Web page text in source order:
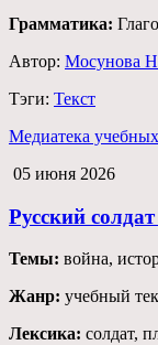
Грамматика:
Автор: Мосунова
Тэги: Текст
Медиатека
05 июня 2026
Русский
Темы: война,
Жанр: учебный
Лексика: солдат,